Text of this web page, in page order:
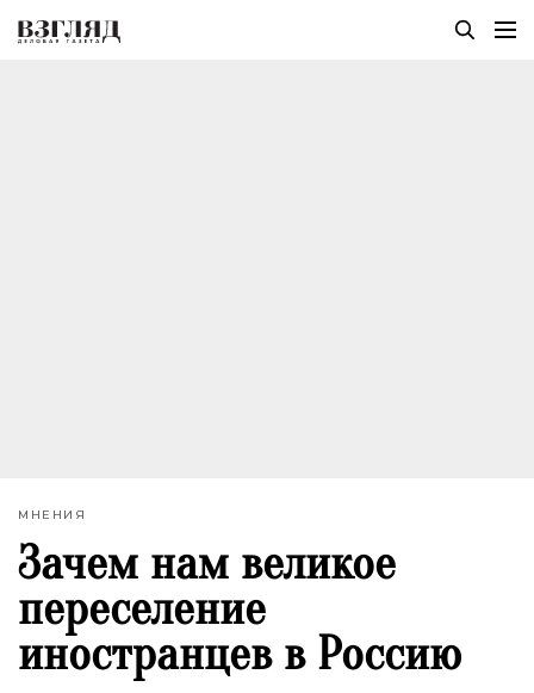
МНЕНИЯ
Зачем нам великое
переселение
иностранцев в Россию